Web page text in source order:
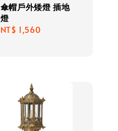
傘帽戶外矮燈 插地
燈
Regular
NT$ 1,560